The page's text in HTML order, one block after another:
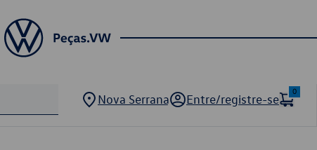
Nova Serrana Entre/registre-se
0